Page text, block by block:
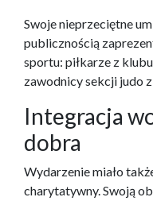
Swoje nieprzeciętne
publicznością
sportu: piłkarze z klubu
zawodnicy sekcji judo z
Integracja
dobra
Wydarzenie miało
charytatywny. Swoją